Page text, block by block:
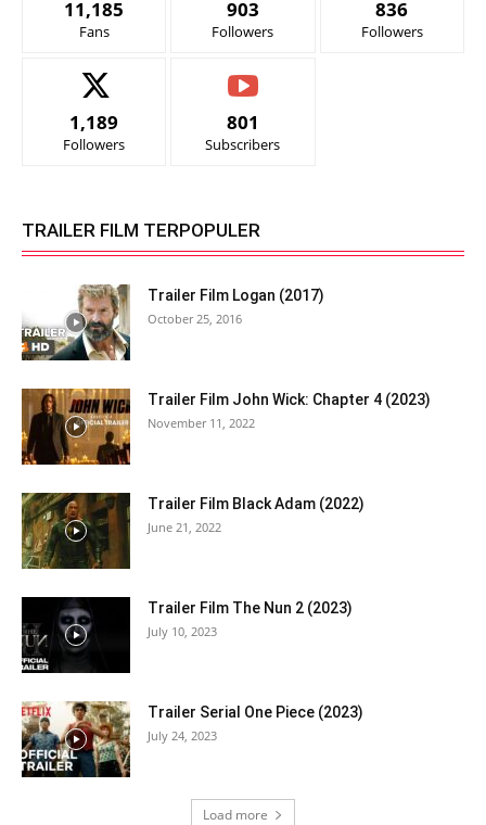
11,185
Fans
903
Followers
836
Followers
1,189
Followers
801
Subscribers
TRAILER FILM TERPOPULER
Trailer Film Logan (2017)
October 25, 2016
Trailer Film John Wick: Chapter 4 (2023)
November 11, 2022
Trailer Film Black Adam (2022)
June 21, 2022
Trailer Film The Nun 2 (2023)
July 10, 2023
Trailer Serial One Piece (2023)
July 24, 2023
Load more